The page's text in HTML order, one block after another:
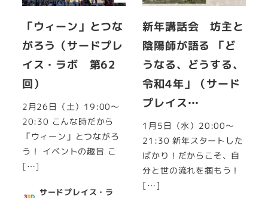
「ウィーン」とつな
がろう（サードプレ
イス・ラボ 第62
回）
2月26日（土）19:00～
20:30 こんな時だから
「ウィーン」とつながろ
う！ イベントの趣旨 こ
[…]
サードプレイス・ラ
新年講話会 坊主と
陰陽師が語る 「ど
うなる、どうする、
令和4年」（サード
プレイス…
1月5日（水）20:00～
21:30 新年スタートした
ばかり！だからこそ、自
分と世の流れを掴もう！
[…]